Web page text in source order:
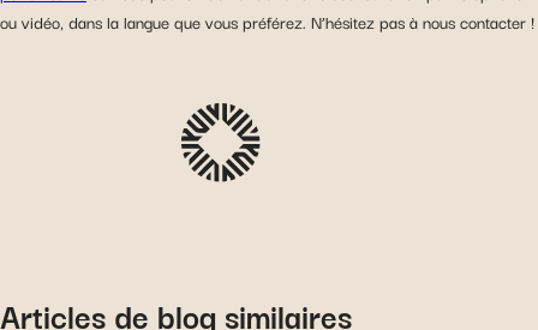
ou vidéo, dans la langue que vous préférez. N’hésitez pas à nous contacter !
Articles de blog similaires